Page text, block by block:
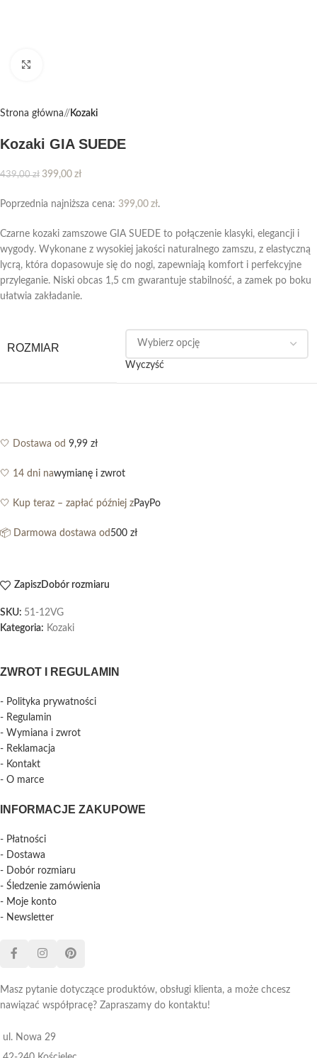
Strona główna/ Kozaki
Kozaki GIA SUEDE
439,00zł 399,00 zł
Poprzednia najniższa cena: 399,00 zł.
Czarne kozaki zamszowe GIA SUEDE to połączenie klasyki, elegancji i
wygody. Wykonane z wysokiej jakości naturalnego zamszu, z elastyczną
lycrą, która dopasowuje się do nogi, zapewniają komfort i perfekcyjne
przyleganie. Niski obcas 1,5 cm gwarantuje stabilność, a zamek po boku
ułatwia zakładanie.
ROZMIAR
Wyczyść
🤍 Dostawa od 9,99 zł
🤍 14 dni nawymianę i zwrot
🤍 Kup teraz – zapłać później zPayPo
📦 Darmowa dostawa od 500 zł
ZapiszDobór rozmiaru
SKU: 51-12VG
Kategoria: Kozaki
ZWROT I REGULAMIN
- Polityka prywatności
- Regulamin
- Wymiana i zwrot
- Reklamacja
- Kontakt
- O marce
INFORMACJE ZAKUPOWE
- Płatności
- Dostawa
- Dobór rozmiaru
- Śledzenie zamówienia
- Moje konto
- Newsletter
Masz pytanie dotyczące produktów, obsługi klienta, a może chcesz
nawiązać współpracę? Zapraszamy do kontaktu!
ul. Nowa 29